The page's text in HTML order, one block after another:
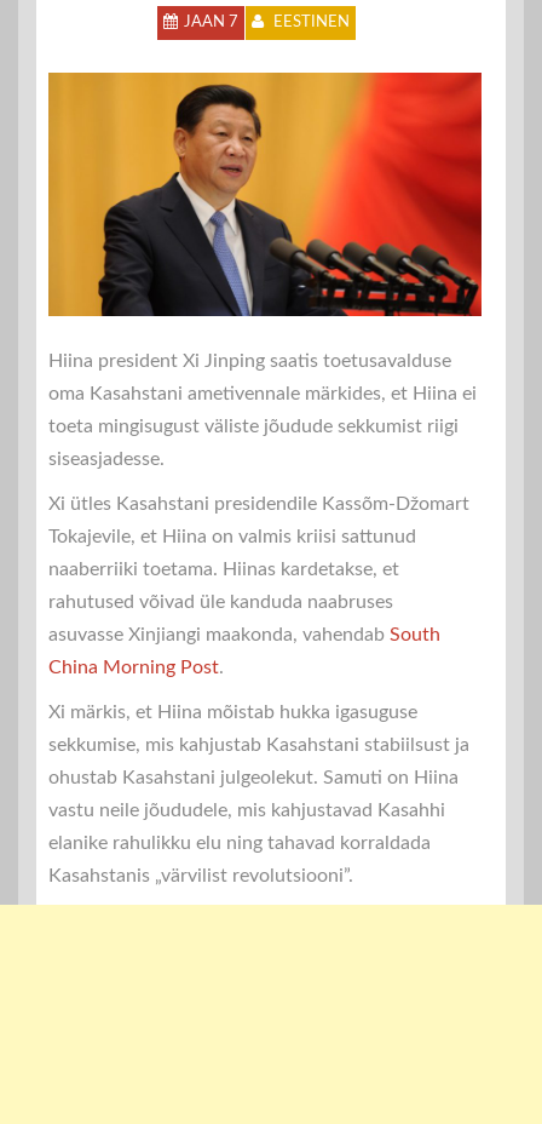
JAAN 7 EESTINEN
Hiina president Xi Jinping saatis toetusavalduse
oma Kasahstani ametivennale märkides, et Hiina ei
toeta mingisugust väliste jõudude sekkumist riigi
siseasjadesse.
Xi ütles Kasahstani presidendile Kassõm-Džomart
Tokajevile, et Hiina on valmis kriisi sattunud
naaberriiki toetama. Hiinas kardetakse, et
rahutused võivad üle kanduda naabruses
asuvasse Xinjiangi maakonda, vahendab South
China Morning Post.
Xi märkis, et Hiina mõistab hukka igasuguse
sekkumise, mis kahjustab Kasahstani stabiilsust ja
ohustab Kasahstani julgeolekut. Samuti on Hiina
vastu neile jõududele, mis kahjustavad Kasahhi
elanike rahulikku elu ning tahavad korraldada
Kasahstanis „värvilist revolutsiooni”.